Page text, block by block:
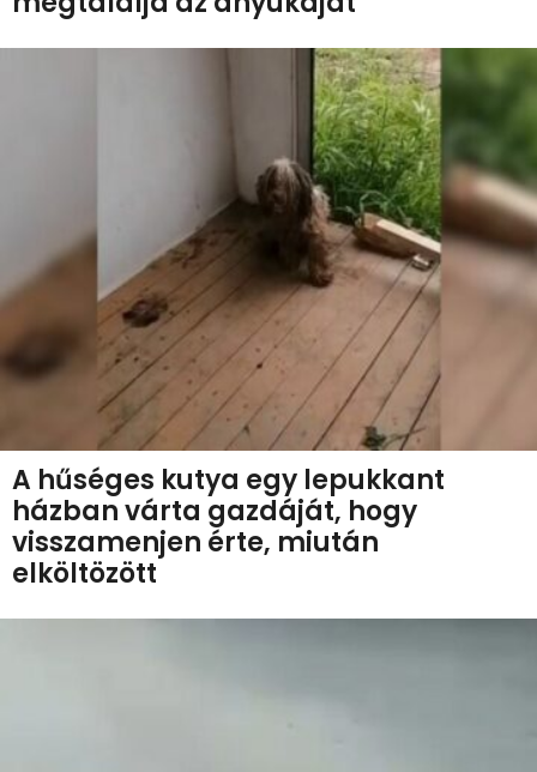
A hűséges kutya egy lepukkant
házban várta gazdáját, hogy
visszamenjen érte, miután
elköltözött